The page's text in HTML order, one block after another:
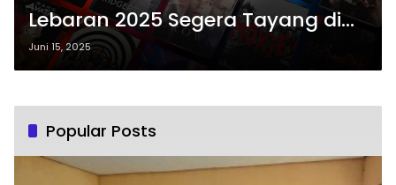
Lebaran 2025 Segera Tayang di
Netflix
Juni 15, 2025
Popular Posts